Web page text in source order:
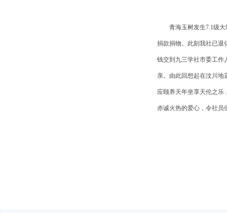
青海玉树发生7.1级大
捐款捐物。此刻我社已
钱交到九三学社市委工作
亲。由此回想起在汶川地
应颐养天年坐享天伦之乐
赤诚火热的爱心，令社员